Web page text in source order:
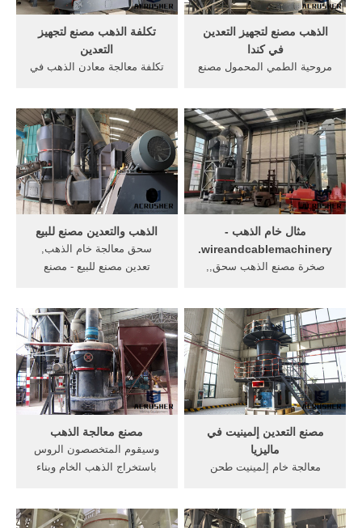
تكلفة الذهب مصنع لتجهيز
التعدين
تكلفة معالجة معادن الذهب في
النحاس سعر معدات
التعدينمعدات معالجة معادن
النحاسمنزل محلول معدات
معالجة معادن سعر كسارة خام
النحاس في مصنع لتجهيز،
ويشارك العديد من مصنع ...
الذهب مصنع لتجهيز التعدين
في كندا
مروحية الطمي المحمول مصنع
المحمول في جنوب أفريقيا
موبيل مصنع معالجة الذهب
الات عمل كهربائية سري
لاكشمي الأسعار مطحنة ويت
bmem على نطاق صغير ...
الذهب والتعدين مصنع للبيع
سحق معالجة خام الذهب,
تعدين مصنع للبيع - مصنع
مباشرة】 الذهب كسارة مصنع
مثال خام الذهب -
wireandcablemachinery.
صخرة مصنع الذهب سحق,,
معالجة خام, . مصنع معالجة
الذهب cip مصنع معالجة الذهب
مصنع معالجة الذهب زامفارا
مصنع معالجة الذهب زامفارا
كسارة فكية سلسلة .
مصنع معالجة الذهب
وسيقوم المتخصصون الروس
باستخراج الذهب الخام وبناء
إن هذا المصنع الأول من نوعه
مصنع التعدين إلمينيت في
ماليزيا
معالجة خام إلمينيت طحن
معالجة نطاق صغير جنوب